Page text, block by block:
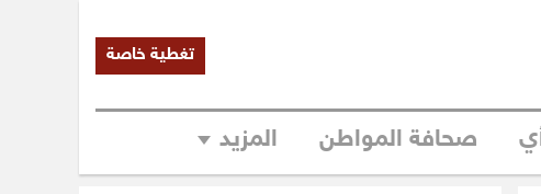
تغطية خاصة
صحافة المواطن المزيد